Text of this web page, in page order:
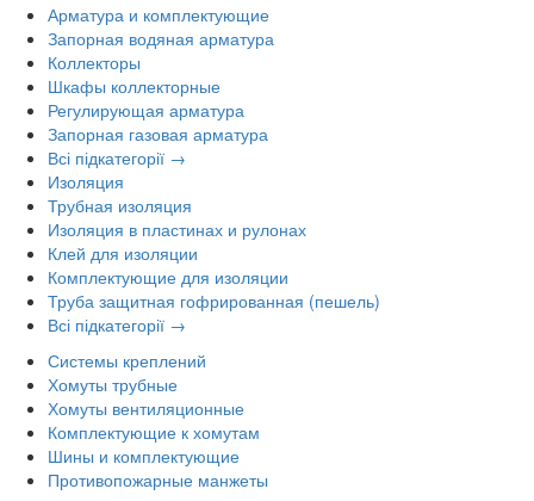
Арматура и комплектующие
Запорная водяная арматура
Коллекторы
Шкафы коллекторные
Регулирующая арматура
Запорная газовая арматура
Всі підкатегорії →
Изоляция
Трубная изоляция
Изоляция в пластинах и рулонах
Клей для изоляции
Комплектующие для изоляции
Труба защитная гофрированная (пешель)
Всі підкатегорії →
Системы креплений
Хомуты трубные
Хомуты вентиляционные
Комплектующие к хомутам
Шины и комплектующие
Противопожарные манжеты